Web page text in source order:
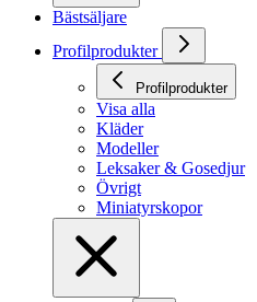
Bästsäljare
Profilprodukter
Profilprodukter
Visa alla
Kläder
Modeller
Leksaker & Gosedjur
Övrigt
Miniatyrskopor